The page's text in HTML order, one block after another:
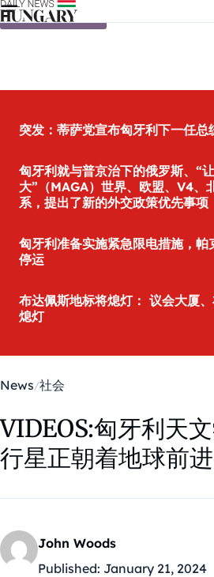
Skip to content
突发：蒂萨党宣布匈牙利下一任总
匈牙利就与普京治下的俄罗斯、“
大”（MAGA）世界、欧盟、V4、
系，提出了新的外交政策优先事项
匈牙利准备实施紧急限电措施，帕
停运
布达佩斯地标将熄灯： 议会大厦
熄灯
News 社会
VIDEOS:匈牙利天
行星正朝着地球前进
John Woods
Published: January 21, 2024